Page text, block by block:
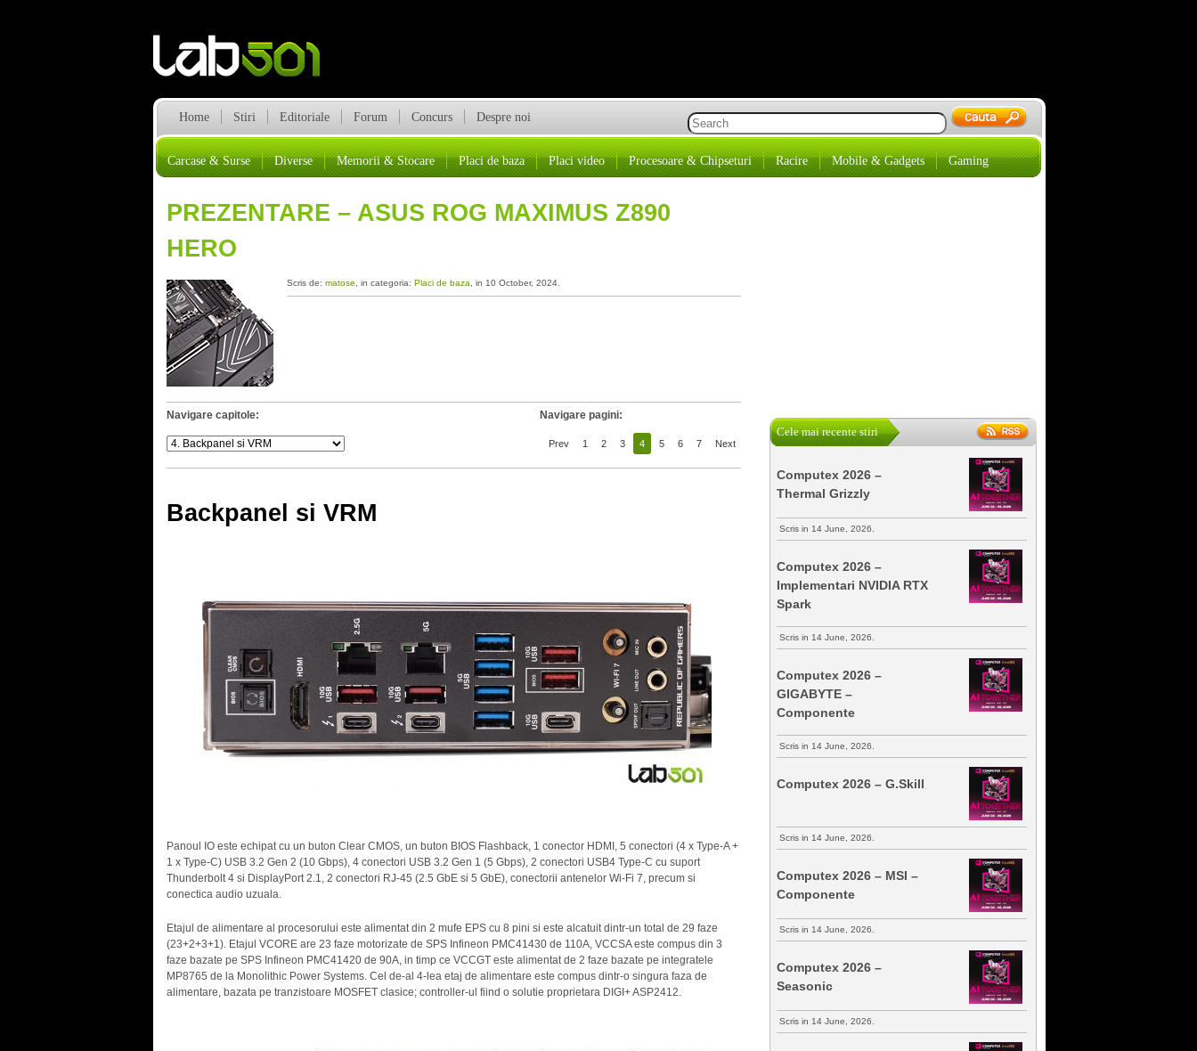
Home Stiri Editoriale Forum Concurs Despre noi
Carcase & Surse Diverse Memorii & Stocare Placi de baza Placi video Procesoare & Chipseturi Racire Mobile & Gadgets Gaming
PREZENTARE – ASUS ROG MAXIMUS Z890
HERO
Scris de: matose , in categoria: Placi de baza , in 10 October, 2024.
Navigare capitole: Navigare pagini:
Prev 1 2 3 4 5 6 7 Next
Backpanel si VRM
Panoul IO este echipat cu un buton Clear CMOS, un buton BIOS Flashback, 1 conector HDMI, 5 conectori (4 x Type-A +
1 x Type-C) USB 3.2 Gen 2 (10 Gbps), 4 conectori USB 3.2 Gen 1 (5 Gbps), 2 conectori USB4 Type-C cu suport
Thunderbolt 4 si DisplayPort 2.1, 2 conectori RJ-45 (2.5 GbE si 5 GbE), conectorii antenelor Wi-Fi 7, precum si
conectica audio uzuala.
Etajul de alimentare al procesorului este alimentat din 2 mufe EPS cu 8 pini si este alcatuit dintr-un total de 29 faze
(23+2+3+1). Etajul VCORE are 23 faze motorizate de SPS Infineon PMC41430 de 110A, VCCSA este compus din 3
faze bazate pe SPS Infineon PMC41420 de 90A, in timp ce VCCGT este alimentat de 2 faze bazate pe integratele
MP8765 de la Monolithic Power Systems. Cel de-al 4-lea etaj de alimentare este compus dintr-o singura faza de
alimentare, bazata pe tranzistoare MOSFET clasice; controller-ul fiind o solutie proprietara DIGI+ ASP2412.
Cele mai recente stiri
Computex 2026 –
Thermal Grizzly
Scris in 14 June, 2026.
Computex 2026 –
Implementari NVIDIA RTX
Spark
Scris in 14 June, 2026.
Computex 2026 –
GIGABYTE –
Componente
Scris in 14 June, 2026.
Computex 2026 – G.Skill
Scris in 14 June, 2026.
Computex 2026 – MSI –
Componente
Scris in 14 June, 2026.
Computex 2026 –
Seasonic
Scris in 14 June, 2026.